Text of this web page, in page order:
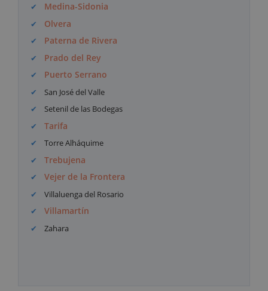
Medina-Sidonia
Olvera
Paterna de Rivera
Prado del Rey
Puerto Serrano
San José del Valle
Setenil de las Bodegas
Tarifa
Torre Alháquime
Trebujena
Vejer de la Frontera
Villaluenga del Rosario
Villamartín
Zahara